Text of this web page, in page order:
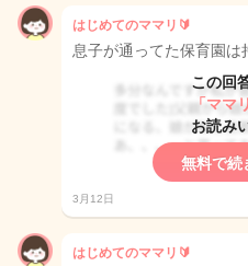
はじめてのママリ🔰
息子が通ってた保育園は
この回
「ママ
お読み
無料で続
3月12日
はじめてのママリ🔰